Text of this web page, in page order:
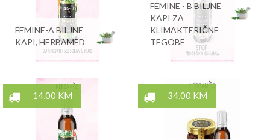
FEMINE-A BILJNE
KAPI, HERBAMED
FEMINE - B BILJNE
KAPI ZA
KLIMAKTERIČNE
TEGOBE
14,00 KM 34,00 KM